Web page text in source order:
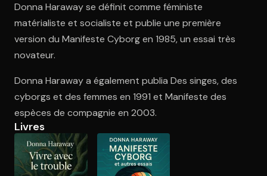
Ouvre l'app Appareil photo, pointe sur le code. C'est gratuit à
Donna Haraway se définit comme féministe
matérialiste et socialiste et publie une première
version du Manifeste Cyborg en 1985, un essai très
novateur.
Donna Haraway a également publia Des singes, des
cyborgs et des femmes en 1991 et Manifeste des
espèces de compagnie en 2003.
Livres